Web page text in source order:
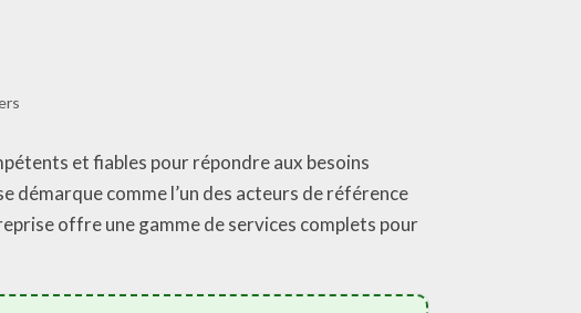
et fiables pour répondre aux besoins
démarque comme l’un des acteurs de référence
offre une gamme de services complets pour